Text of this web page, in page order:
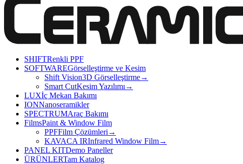
SHIFTRenkli PPF
SOFTWAREGörselleştirme ve Kesim
Shift Vision3D Görselleştirme→
Smart CutKesim Yazılımı →
LUXİç Mekan Bakımı
IONNanoseramikler
SPECTRUMAraç Bakımı
FilmsPaint & Window Film
PPFFilm Çözümleri →
KAVACA IRInfrared Window Film→
PANEL KITDemo Paneller
ÜRÜNLERTam Katalog